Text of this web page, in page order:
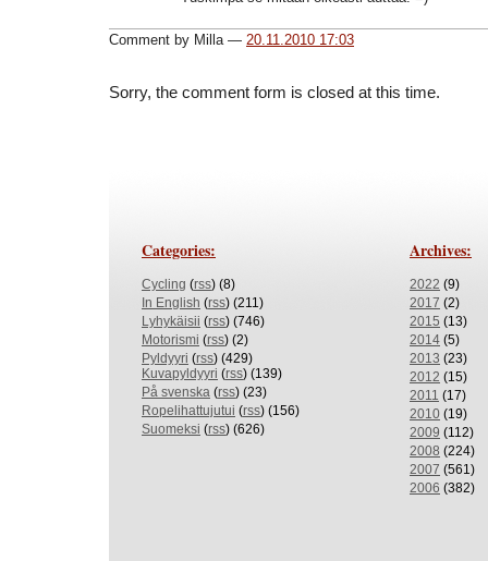
Comment by Milla — 20.11.2010 17:03
Sorry, the comment form is closed at this time.
Categories:
Cycling (rss) (8)
In English (rss) (211)
Lyhykäisii (rss) (746)
Motorismi (rss) (2)
Pyldyyri (rss) (429)
Kuvapyldyyri (rss) (139)
På svenska (rss) (23)
Ropelihattujutui (rss) (156)
Suomeksi (rss) (626)
Archives:
2022 (9)
2017 (2)
2015 (13)
2014 (5)
2013 (23)
2012 (15)
2011 (17)
2010 (19)
2009 (112)
2008 (224)
2007 (561)
2006 (382)